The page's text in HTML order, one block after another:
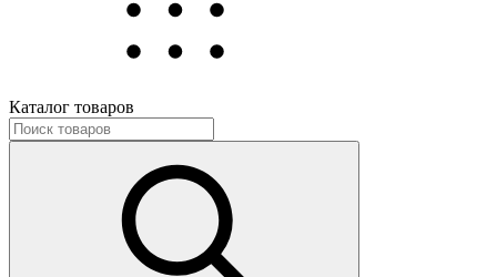
Каталог товаров